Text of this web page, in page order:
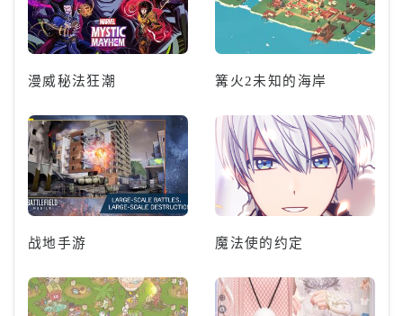
漫威秘法狂潮 篝火2未知的海岸
战地手游 魔法使的约定